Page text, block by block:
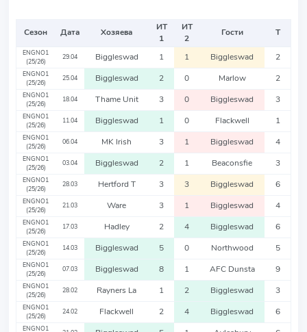
Сезон Дата Хозяева
ИТ
1
ИТ
2
Гости Т
ENGNO1
(25/26)
29.04 Biggleswad 1 1 Biggleswad 2
ENGNO1
(25/26)
25.04 Biggleswad 2 0 Marlow 2
ENGNO1
(25/26)
18.04 Thame Unit 3 0 Biggleswad 3
ENGNO1
(25/26)
11.04 Biggleswad 1 0 Flackwell 1
ENGNO1
(25/26)
06.04 MK Irish 3 1 Biggleswad 4
ENGNO1
(25/26)
03.04 Biggleswad 2 1 Beaconsfie 3
ENGNO1
(25/26)
28.03 Hertford T 3 3 Biggleswad 6
ENGNO1
(25/26)
21.03 Ware 3 1 Biggleswad 4
ENGNO1
(25/26)
17.03 Hadley 2 4 Biggleswad 6
ENGNO1
(25/26)
14.03 Biggleswad 5 0 Northwood 5
ENGNO1
(25/26)
07.03 Biggleswad 8 1 AFC Dunsta 9
ENGNO1
(25/26)
28.02 Rayners La 1 2 Biggleswad 3
ENGNO1
(25/26)
24.02 Flackwell 2 4 Biggleswad 6
ENGNO1